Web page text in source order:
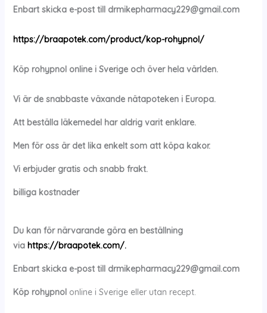
Enbart skicka e-post till drmikepharmacy229@gmail.com
https://braapotek.com/product/kop-rohypnol/
Köp rohypnol online i Sverige och över hela världen.
Vi är de snabbaste växande nätapoteken i Europa.
Att beställa läkemedel har aldrig varit enklare.
Men för oss är det lika enkelt som att köpa kakor.
Vi erbjuder gratis och snabb frakt.
billiga kostnader
Du kan för närvarande göra en beställning
via https://braapotek.com/.
Enbart skicka e-post till drmikepharmacy229@gmail.com
Köp rohypnolonline i Sverige eller utan recept.